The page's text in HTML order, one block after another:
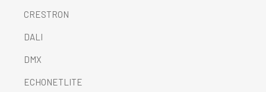
CRESTRON
DALI
DMX
ECHONETLITE